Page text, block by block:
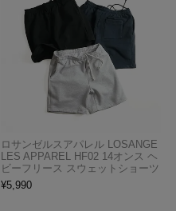
ロサンゼルスアパレル LOSANGE
LES APPAREL HF02 14オンス ヘ
ビーフリース スウェットショーツ
¥5,990